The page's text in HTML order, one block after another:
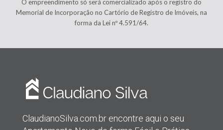
O empreendimento só será comercializado após o registro do
Memorial de Incorporação no Cartório de Registro de Imóveis, na
forma da Lei nº 4.591/64.
ClaudianoSilva.com.br encontre aqui o seu